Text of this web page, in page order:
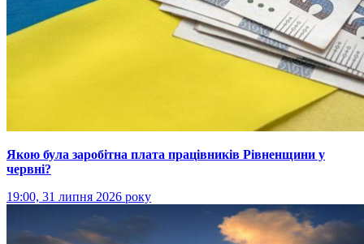
Якою була заробітна плата працівників Рівненщини у
червні?
19:00, 31 липня 2026 року